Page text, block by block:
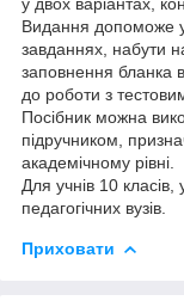
Видання допоможе
завданнях, набути
заповнення бланка
до роботи з
Посібник можна
підручником,
академічному рівні.
Для учнів 10 класів,
педагогічних вузів.
Приховати